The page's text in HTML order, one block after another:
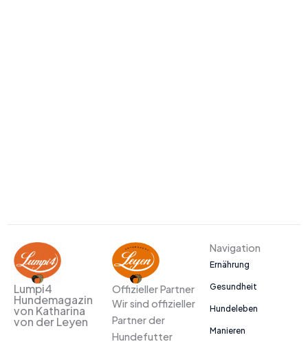
Lumpi4
Hundemagazin
von Katharina
von der Leyen
Offizieller Partner
Wir sind offizieller
Partner der
Hundefutter
Navigation
Ernährung
Gesundheit
Hundeleben
Manieren